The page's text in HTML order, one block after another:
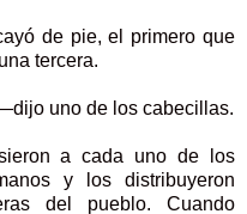
de pie, el primero que
tercera.
uno de los cabecillas.
a cada uno de los
y los distribuyeron
del pueblo. Cuando